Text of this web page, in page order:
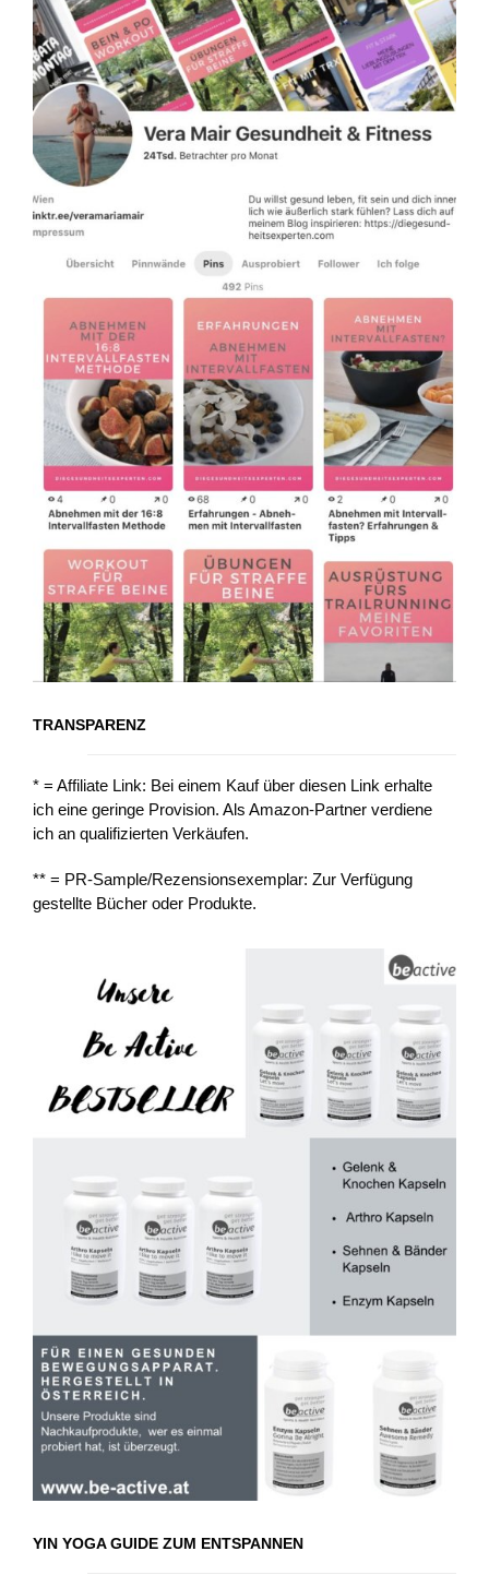
TRANSPARENZ
* = Affiliate Link: Bei einem Kauf über diesen Link erhalte
ich eine geringe Provision. Als Amazon-Partner verdiene
ich an qualifizierten Verkäufen.
** = PR-Sample/Rezensionsexemplar: Zur Verfügung
gestellte Bücher oder Produkte.
YIN YOGA GUIDE ZUM ENTSPANNEN